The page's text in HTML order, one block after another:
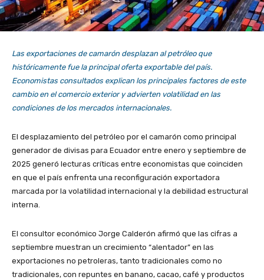
Las exportaciones de camarón desplazan al petróleo que
históricamente fue la principal oferta exportable del país.
Economistas consultados explican los principales factores de este
cambio en el comercio exterior y advierten volatilidad en las
condiciones de los mercados internacionales.
El desplazamiento del petróleo por el camarón como principal
generador de divisas para Ecuador entre enero y septiembre de
2025 generó lecturas críticas entre economistas que coinciden
en que el país enfrenta una reconfiguración exportadora
marcada por la volatilidad internacional y la debilidad estructural
interna.
El consultor económico Jorge Calderón afirmó que las cifras a
septiembre muestran un crecimiento “alentador” en las
exportaciones no petroleras, tanto tradicionales como no
tradicionales, con repuntes en banano, cacao, café y productos